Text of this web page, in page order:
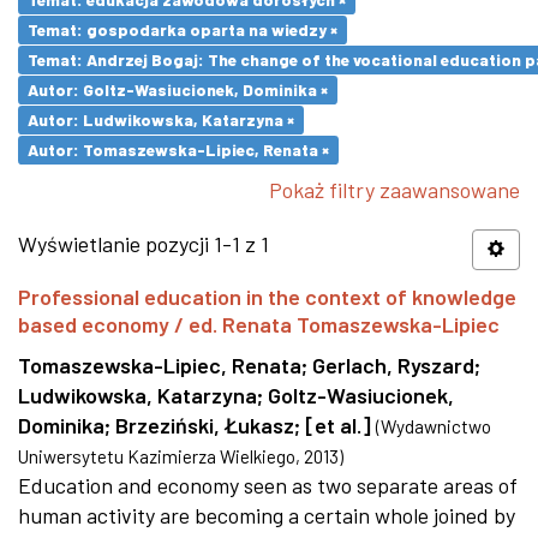
Temat: gospodarka oparta na wiedzy ×
Temat: Andrzej Bogaj: The change of the vocational education
Autor: Goltz-Wasiucionek, Dominika ×
Autor: Ludwikowska, Katarzyna ×
Autor: Tomaszewska-Lipiec, Renata ×
Pokaż filtry zaawansowane
Wyświetlanie pozycji 1-1 z 1
Professional education in the context of knowledge
based economy / ed. Renata Tomaszewska-Lipiec
Tomaszewska-Lipiec, Renata; Gerlach, Ryszard;
Ludwikowska, Katarzyna; Goltz-Wasiucionek,
Dominika; Brzeziński, Łukasz; [et al.] (Wydawnictwo
Uniwersytetu Kazimierza Wielkiego, 2013)
Education and economy seen as two separate areas of
human activity are becoming a certain whole joined by